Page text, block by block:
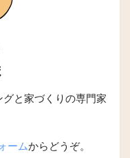
グと家づくりの専門家
ームからどうぞ。